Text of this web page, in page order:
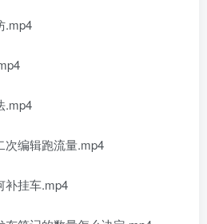
.mp4
.mp4
次编辑跑流量.mp4
补挂车.mp4